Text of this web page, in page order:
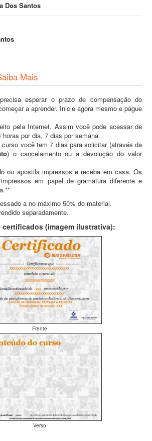
Dos Santos
Mais
esperar o prazo de compensação do
a aprender. Inicie agora mesmo e pague
pela Internet. Assim você pode acessar de
horas por dia, 7 dias por semana.
você tem 7 dias para solicitar (através da
) o cancelamento ou a devolução do valor
ou apostila impressos e receba em casa. Os
em papel de gramatura diferente e
a no máximo 50% do material.
separadamente.
certificados (imagem ilustrativa):
Frente
Verso